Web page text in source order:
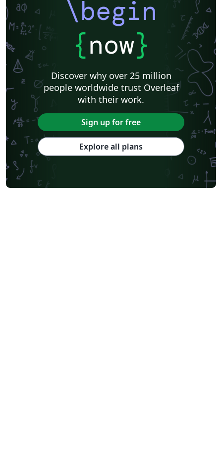
\begin
{now}
Discover why over 25 million
people worldwide trust Overleaf
with their work.
Sign up for free
Explore all plans